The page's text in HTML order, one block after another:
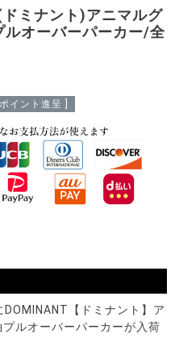
ドミナント)アニマルグ
ルオーバーパーカー/全
ポイント進呈 ]
【ドミナント】ア
ルオーバーパーカーが入荷